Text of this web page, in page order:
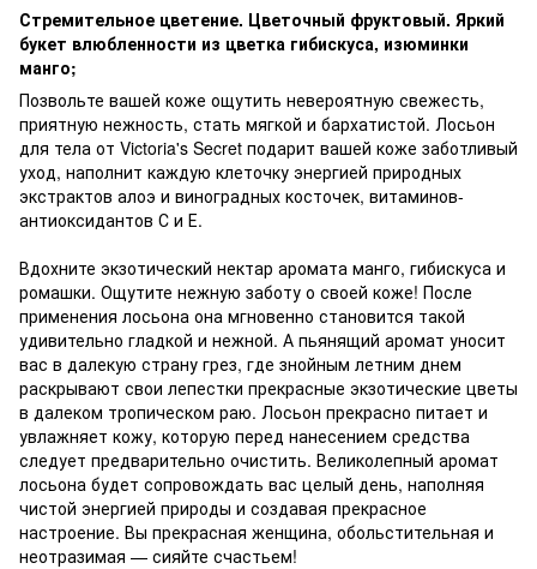
Стремительное цветение. Цветочный фруктовый. Яркий
букет влюбленности из цветка гибискуса, изюминки
манго;
Позвольте вашей коже ощутить невероятную свежесть,
приятную нежность, стать мягкой и бархатистой. Лосьон
для тела от Victoria's Secret подарит вашей коже заботливый
уход, наполнит каждую клеточку энергией природных
экстрактов алоэ и виноградных косточек, витаминов-
антиоксидантов С и Е.
Вдохните экзотический нектар аромата манго, гибискуса и
ромашки. Ощутите нежную заботу о своей коже! После
применения лосьона она мгновенно становится такой
удивительно гладкой и нежной. А пьянящий аромат уносит
вас в далекую страну грез, где знойным летним днем
раскрывают свои лепестки прекрасные экзотические цветы
в далеком тропическом раю. Лосьон прекрасно питает и
увлажняет кожу, которую перед нанесением средства
следует предварительно очистить. Великолепный аромат
лосьона будет сопровождать вас целый день, наполняя
чистой энергией природы и создавая прекрасное
настроение. Вы прекрасная женщина, обольстительная и
неотразимая — сияйте счастьем!